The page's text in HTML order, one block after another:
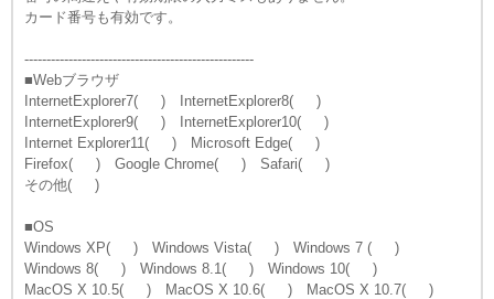
カード番号も有効です。
----------------------------------------------------
■Webブラウザ
InternetExplorer7( ) InternetExplorer8( )
InternetExplorer9( ) InternetExplorer10( )
Internet Explorer11( ) Microsoft Edge( )
Firefox( ) Google Chrome( ) Safari( )
その他( )
■OS
Windows XP( ) Windows Vista( ) Windows 7 ( )
Windows 8( ) Windows 8.1( ) Windows 10( )
MacOS X 10.5( ) MacOS X 10.6( ) MacOS X 10.7( )